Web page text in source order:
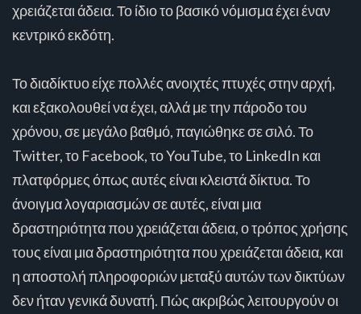
χρειάζεται άδεια. Το ίδιο το βασικό νόμισμα έχει έναν
κεντρικό εκδότη.
Το διαδίκτυο είχε πολλές ανοιχτές πτυχές στην αρχή,
και εξακολουθεί να έχει, αλλά με την πάροδο του
χρόνου, σε μεγάλο βαθμό, παγιώθηκε σε σιλό. Το
Twitter, το Facebook, το YouTube, το LinkedIn και
πλατφόρμες όπως αυτές είναι κλειστά δίκτυα. Το
άνοιγμα λογαριασμών σε αυτές, είναι μια
δραστηριότητα που χρειάζεται άδεια, ο τρόπος χρήσης
τους είναι μια δραστηριότητα που χρειάζεται άδεια, και
η αποστολή πληροφοριών μεταξύ αυτών των δικτύων
δεν ήταν γενικά δυνατή. Πώς ακριβώς λειτουργούν οι